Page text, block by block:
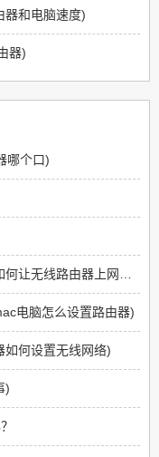
器和电脑速度)
器)
哪个口)
电脑怎么设置路由器)
如何设置无线网络)
)